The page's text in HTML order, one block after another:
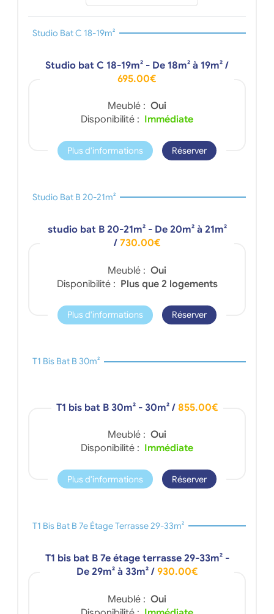
Studio Bat C 18-19m²
Studio bat C 18-19m² - De 18m² à 19m² /
695.00€
Meublé : Oui
Disponibilité : Immédiate
Plus d'informations Réserver
Studio Bat B 20-21m²
studio bat B 20-21m² - De 20m² à 21m²
/ 730.00€
Meublé : Oui
Disponibilité : Plus que 2 logements
Plus d'informations Réserver
T1 Bis Bat B 30m²
T1 bis bat B 30m² - 30m² / 855.00€
Meublé : Oui
Disponibilité : Immédiate
Plus d'informations Réserver
T1 Bis Bat B 7e Étage Terrasse 29-33m²
T1 bis bat B 7e étage terrasse 29-33m² -
De 29m² à 33m² / 930.00€
Meublé : Oui